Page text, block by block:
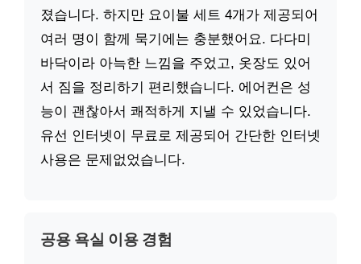
졌습니다. 하지만 요이불 세트 4개가 제공되어
여러 명이 함께 묵기에는 충분했어요. 다다미
바닥이라 아늑한 느낌을 주었고, 옷장도 있어
서 짐을 정리하기 편리했습니다. 에어컨은 성
능이 괜찮아서 쾌적하게 지낼 수 있었습니다.
유선 인터넷이 무료로 제공되어 간단한 인터넷
사용은 문제없었습니다.
공용 욕실 이용 경험